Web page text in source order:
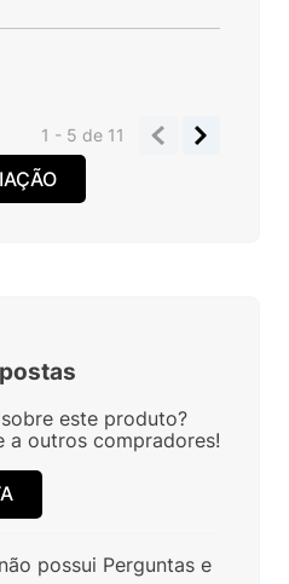
1 - 5de 11
este produto?
a outros compradores!
possui Perguntas e